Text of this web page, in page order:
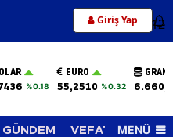
Giriş Yap 12
%0.18
EURO
55,2510 %0.32
GÜNDEM VEFAT EDENLER
MENÜ